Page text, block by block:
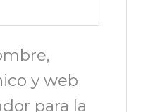
y web
para la